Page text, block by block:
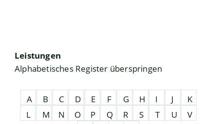
Leistungen
Alphabetisches Register überspringen
A B C D E F G H I J
K
L
M N O P Q R S T U
V